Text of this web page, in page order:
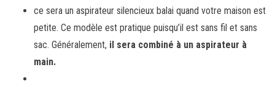
ce sera un aspirateur silencieux balai quand votre maison est
petite. Ce modèle est pratique puisqu’il est sans fil et sans
sac. Généralement, il sera combiné à un aspirateur à
main.